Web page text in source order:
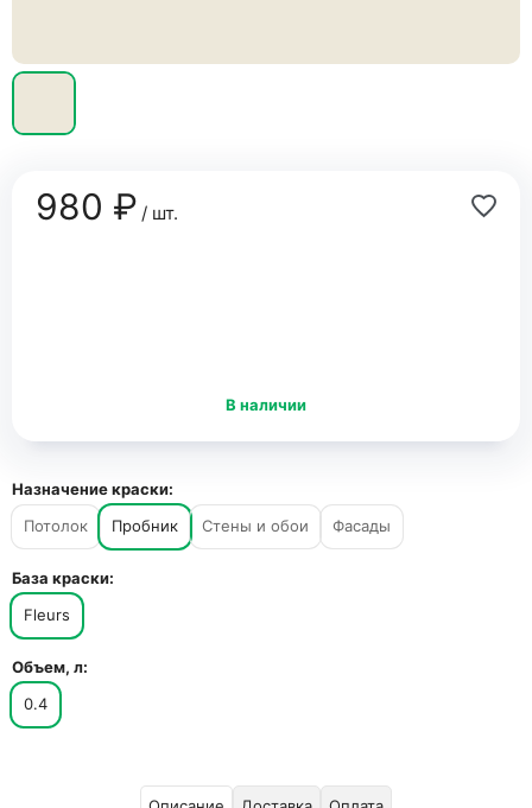
980 ₽/ шт.
В наличии
Назначение краски:
Потолок
Пробник Стены и обои Фасады
База краски:
Fleurs
Объем, л:
0.4